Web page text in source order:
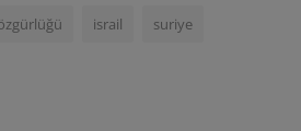
israil suriye